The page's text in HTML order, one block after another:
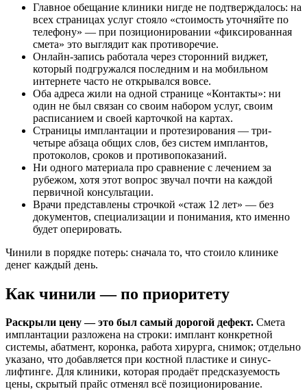
Главное обещание клиники нигде не подтверждалось: на
всех страницах услуг стояло «стоимость уточняйте по
телефону» — при позиционировании «фиксированная
смета» это выглядит как противоречие.
Онлайн-запись работала через сторонний виджет,
который подгружался последним и на мобильном
интернете часто не открывался вовсе.
Оба адреса жили на одной странице «Контакты»: ни
один не был связан со своим набором услуг, своим
расписанием и своей карточкой на картах.
Страницы имплантации и протезирования — три-
четыре абзаца общих слов, без систем имплантов,
протоколов, сроков и противопоказаний.
Ни одного материала про сравнение с лечением за
рубежом, хотя этот вопрос звучал почти на каждой
первичной консультации.
Врачи представлены строчкой «стаж 12 лет» — без
документов, специализации и понимания, кто именно
будет оперировать.
Чинили в порядке потерь: сначала то, что стоило клинике
денег каждый день.
Как чинили — по приоритету
Раскрыли цену — это был самый дорогой дефект. Смета
имплантации разложена на строки: имплант конкретной
системы, абатмент, коронка, работа хирурга, снимок; отдельно
указано, что добавляется при костной пластике и синус-
лифтинге. Для клиники, которая продаёт предсказуемость
цены, скрытый прайс отменял всё позиционирование.